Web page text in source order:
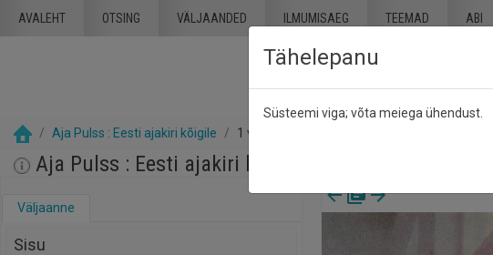
AVALEHT OTSING VÄLJAANDED ILMUMISAEG TEEMAD ABI
Aja Pulss : Eesti ajakiri kõigile 1 veebruar 1991
Aja Pulss : Eesti ajakiri kõigile, nr. 3, 1 veebruar 1991
Väljaanne
Sisu
Tähelepanu
Süsteemi viga; võta meiega ühendust.